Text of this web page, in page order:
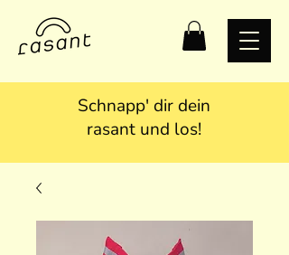
Schnapp' dir dein
rasant und los!